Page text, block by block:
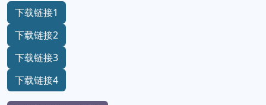
下载链接1
下载链接2
下载链接3
下载链接4